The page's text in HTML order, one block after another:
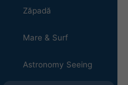
Zăpadă
Mare & Surf
Astronomy Seeing